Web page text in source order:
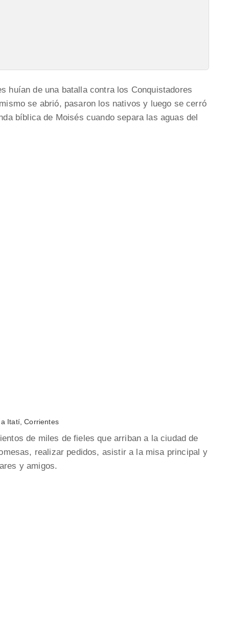
huían de una batalla contra los Conquistadores
se abrió, pasaron los nativos y luego se cerró
bíblica de Moisés cuando separa las aguas del
Itatí, Corrientes
de miles de fieles que arriban a la ciudad de
realizar pedidos, asistir a la misa principal y
y amigos.